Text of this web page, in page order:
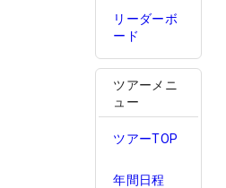
リーダーボ
ード
ツアーメニ
ュー
ツアーTOP
年間日程